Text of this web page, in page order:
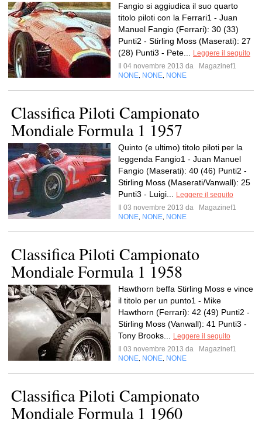
Fangio si aggiudica il suo quarto
titolo piloti con la Ferrari1 - Juan
Manuel Fangio (Ferrari): 30 (33)
Punti2 - Stirling Moss (Maserati): 27
(28) Punti3 - Pete...
Leggere il seguito
Il 04 novembre 2013 da
Magazinef1
NONE NONE NONE
Classifica Piloti Campionato
Mondiale Formula 1 1957
Quinto (e ultimo) titolo piloti per la
leggenda Fangio1 - Juan Manuel
Fangio (Maserati): 40 (46) Punti2 -
Stirling Moss (Maserati/Vanwall): 25
Punti3 - Luigi...
Leggere il seguito
Il 03 novembre 2013 da
Magazinef1
NONE NONE NONE
Classifica Piloti Campionato
Mondiale Formula 1 1958
Hawthorn beffa Stirling Moss e vince
il titolo per un punto1 - Mike
Hawthorn (Ferrari): 42 (49) Punti2 -
Stirling Moss (Vanwall): 41 Punti3 -
Tony Brooks...
Leggere il seguito
Il 03 novembre 2013 da
Magazinef1
NONE NONE NONE
Classifica Piloti Campionato
Mondiale Formula 1 1960